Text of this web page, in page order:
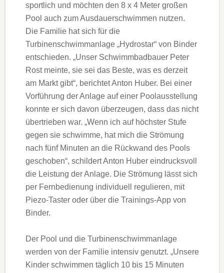
sportlich und möchten den 8 x 4 Meter großen
Pool auch zum Ausdauerschwimmen nutzen.
Die Familie hat sich für die
Turbinenschwimmanlage „Hydrostar“ von Binder
entschieden. „Unser Schwimmbadbauer Peter
Rost meinte, sie sei das Beste, was es derzeit
am Markt gibt“, berichtet Anton Huber. Bei einer
Vorführung der Anlage auf einer Poolausstellung
konnte er sich davon überzeugen, dass das nicht
übertrieben war. „Wenn ich auf höchster Stufe
gegen sie schwimme, hat mich die Strömung
nach fünf Minuten an die Rückwand des Pools
geschoben“, schildert Anton Huber eindrucksvoll
die Leistung der Anlage. Die Strömung lässt sich
per Fernbedienung individuell regulieren, mit
Piezo-Taster oder über die Trainings-App von
Binder.
Der Pool und die Turbinenschwimmanlage
werden von der Familie intensiv genutzt. „Unsere
Kinder schwimmen täglich 10 bis 15 Minuten